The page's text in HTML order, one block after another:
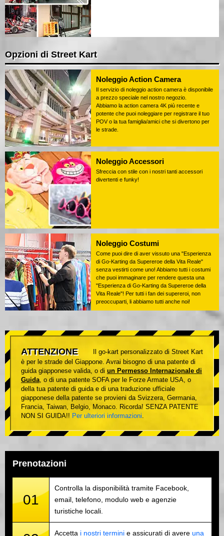
Opzioni di Street Kart
Noleggio Action Camera
Il servizio di noleggio action camera è disponibile
a prezzo speciale nel nostro negozio.
Abbiamo la action camera 4K più recente e
potente che puoi noleggiare per registrare il tuo
POV o la tua famiglia/amici che si divertono per
le strade.
Noleggio Accessori
Sfreccia con stile con i nostri tanti accessori
divertenti e funky!
Noleggio Costumi
Come puoi dire di aver vissuto una "Esperienza
di Go-Karting da Supereroe della Vita Reale"
senza vestirti come uno! Abbiamo tutti i costumi
che puoi immaginare per rendere questa una
"Esperienza di Go-Karting da Supereroe della
Vita Reale"! Per tutti i fan dei supereroi, non
preoccuparti, li abbiamo tutti anche noi!
ATTENZIONE
Il go-kart personalizzato di Street Kart
è per le strade del Giappone. Avrai bisogno di una patente di
guida giapponese valida, o di un Permesso Internazionale di
Guida, o di una patente SOFA per le Forze Armate USA, o
della tua patente di guida e di una traduzione ufficiale
giapponese della patente se provieni da Svizzera, Germania,
Francia, Taiwan, Belgio, Monaco. Ricorda! SENZA PATENTE
NON SI GUIDA!! Per ulteriori informazioni.
Prenotazioni
01
Controlla la disponibilità tramite Facebook,
email, telefono, modulo web e agenzie
turistiche locali.
Accetta i nostri termini e assicurati di avere una